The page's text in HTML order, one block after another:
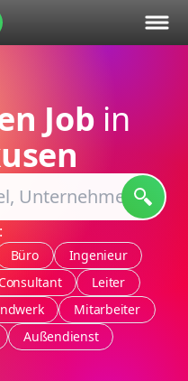
Job in
Büro
Ingenieur
Leiter
Mitarbeiter
Außendienst